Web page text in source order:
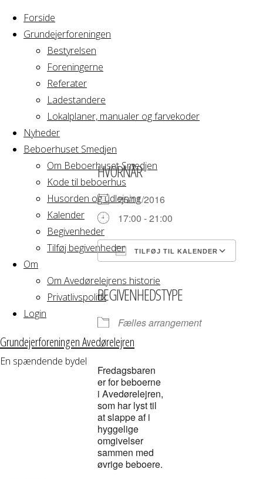
Forside
Grundejerforeningen
Bestyrelsen
Foreningerne
Referater
Ladestandere
Lokalplaner, manualer og farvekoder
Nyheder
Beboerhuset Smedjen
Om Beboerhuset Smedjen
Kode til beboerhus
Husorden og udlejning
Kalender
Begivenheder
Tilføj begivenheder
Om
Om Avedørelejrens historie
Privatlivspolitik
Login
Grundejerforeningen Avedørelejren
En spændende bydel
Home
Arrangement
Fredagsbar
Fredagsbar
HVORNÅR
25/11/2016
17:00 - 21:00
TILFØJ TIL KALENDER
BEGIVENHEDSTYPE
Fælles arrangement
Fredagsbaren
er for beboerne
i Avedørelejren,
som har lyst til
at slappe af i
hyggelige
omgivelser
sammen med
øvrige beboere.